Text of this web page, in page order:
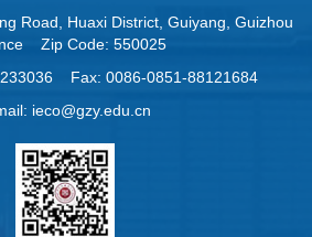
Road, Huaxi District, Guiyang, Guizhou
Zip Code: 550025
Fax: 0086-0851-88121684
ieco@gzy.edu.cn